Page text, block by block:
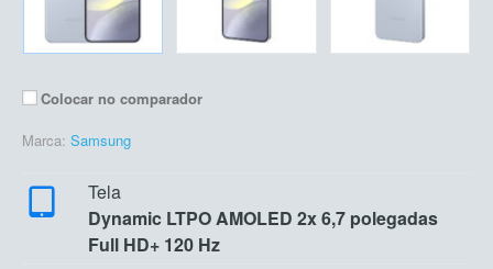
Colocar no comparador
Marca: Samsung
Tela
Dynamic LTPO AMOLED 2x 6,7 polegadas
Full HD+ 120 Hz